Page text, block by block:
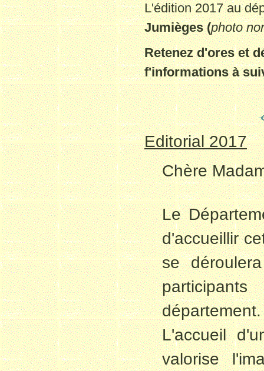
L'édition 2017 au
Jumièges (photo
Retenez d'ores et
f'informations à
Editorial 2017
Chère
Le
d'accueillir
se
département.
L'accueil
valorise